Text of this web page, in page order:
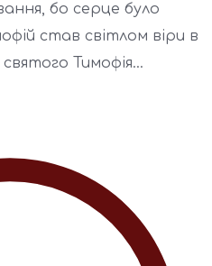
бо серце було
став світлом віри в
Тимофія...